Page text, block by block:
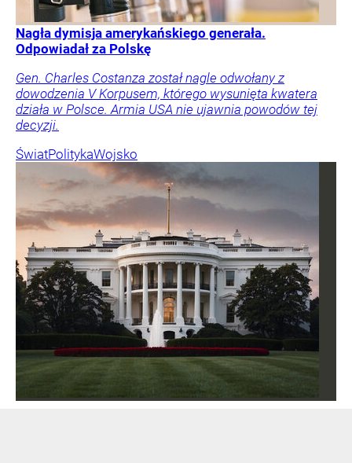
Nagła dymisja amerykańskiego generała.
Odpowiadał za Polskę
Gen. Charles Costanza został nagle odwołany z
dowodzenia V Korpusem, którego wysunięta kwatera
działa w Polsce. Armia USA nie ujawnia powodów tej
decyzji.
ŚwiatPolitykaWojsko